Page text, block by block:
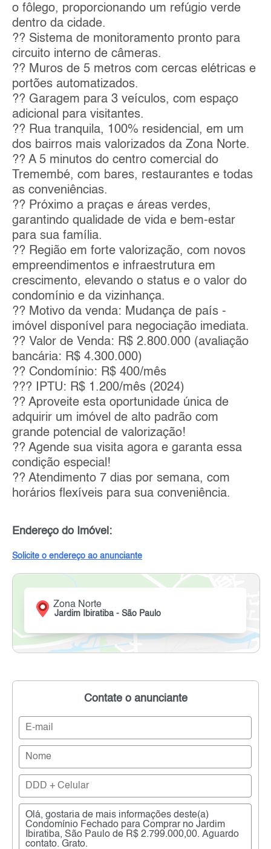
o fôlego, proporcionando um refúgio verde
dentro da cidade.
?? Sistema de monitoramento pronto para
circuito interno de câmeras.
?? Muros de 5 metros com cercas elétricas e
portões automatizados.
?? Garagem para 3 veículos, com espaço
adicional para visitantes.
?? Rua tranquila, 100% residencial, em um
dos bairros mais valorizados da Zona Norte.
?? A 5 minutos do centro comercial do
Tremembé, com bares, restaurantes e todas
as conveniências.
?? Próximo a praças e áreas verdes,
garantindo qualidade de vida e bem-estar
para sua família.
?? Região em forte valorização, com novos
empreendimentos e infraestrutura em
crescimento, elevando o status e o valor do
condomínio e da vizinhança.
?? Motivo da venda: Mudança de país -
imóvel disponível para negociação imediata.
?? Valor de Venda: R$ 2.800.000 (avaliação
bancária: R$ 4.300.000)
?? Condomínio: R$ 400/mês
??? IPTU: R$ 1.200/mês (2024)
?? Aproveite esta oportunidade única de
adquirir um imóvel de alto padrão com
grande potencial de valorização!
?? Agende sua visita agora e garanta essa
condição especial!
?? Atendimento 7 dias por semana, com
horários flexíveis para sua conveniência.
Endereço do Imóvel:
Solicite o endereço ao anunciante
Zona Norte
Jardim Ibiratiba - São Paulo
Contate o anunciante